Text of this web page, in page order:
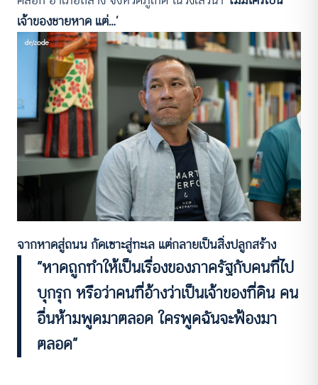
เจ้าของชายหาด แต่…’
จากหาดสู่ถนน กัดเซาะสู่ทะเล แต่กลายเป็นสิ่งปลูกสร้าง
“หาดถูกทําให้เป็นเรื่องของภาครัฐกับคนที่ไป
บุกรุก หรือว่าคนที่อ้างว่าเป็นเจ้าของที่ดิน คน
อื่นห้ามพูดมาตลอด ใครพูดฉันจะฟ้องมา
ตลอด”